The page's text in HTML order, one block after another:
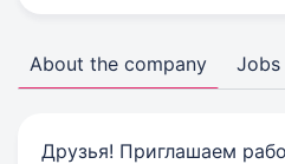
About the company Jobs
Друзья! Приглашаем